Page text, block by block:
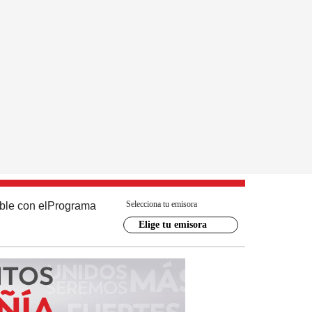
con el Programa Selecciona tu emisora
Elige tu emisora